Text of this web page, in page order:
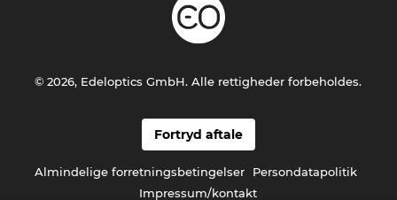
Fortryd aftale
Almindelige forretningsbetingelser
Persondatapolitik
Impressum/kontakt
© 2026, Edeloptics GmbH. Alle rettigheder forbeholdes.